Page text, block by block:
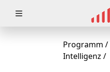
Programm /
Intelligenz /